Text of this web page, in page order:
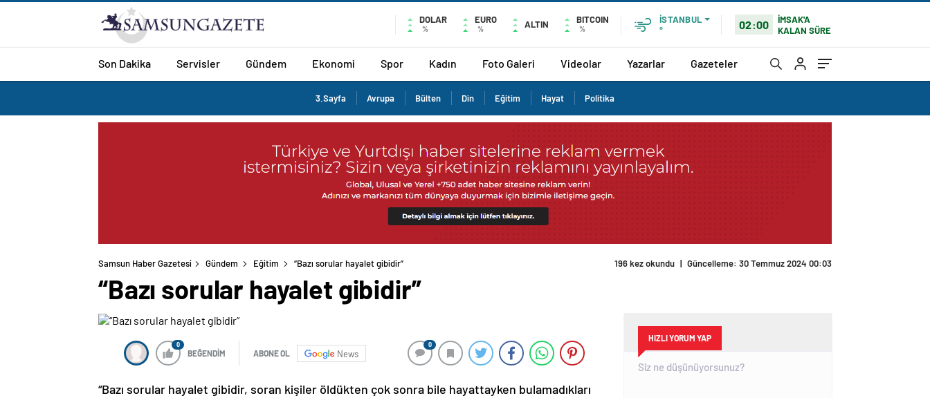
DOLAR
%
EURO
% ALTIN BITCOIN
%
İSTANBUL
°
02:00
İMSAK'A
KALAN SÜRE
Son Dakika Servisler Gündem Ekonomi Spor Kadın Foto Galeri Videolar Yazarlar Gazeteler
3.Sayfa Avrupa Bülten Din Eğitim Hayat Politika
Samsun Haber Gazetesi Gündem Eğitim “Bazı sorular hayalet gibidir” 196 kez okundu | Güncelleme: 30 Temmuz 2024 00:03
“Bazı sorular hayalet gibidir”
0
BEĞENDİM ABONE OL News
0
“Bazı sorular hayalet gibidir, soran kişiler öldükten çok sonra bile hayattayken bulamadıkları
HIZLI YORUM YAP